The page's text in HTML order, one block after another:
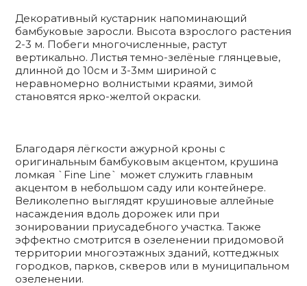
Декоративный кустарник напоминающий
бамбуковые заросли. Высота взрослого растения
2-3 м. Побеги многочисленные, растут
вертикально. Листья темно-зелёные глянцевые,
длинной до 10см и 3-3мм шириной с
неравномерно волнистыми краями, зимой
становятся ярко-желтой окраски.
Благодаря лёгкости ажурной кроны с
оригинальным бамбуковым акцентом, крушина
ломкая `Fine Line` может служить главным
акцентом в небольшом саду или контейнере.
Великолепно выглядят крушиновые аллейные
насаждения вдоль дорожек или при
зонировании приусадебного участка. Также
эффектно смотрится в озеленении придомовой
территории многоэтажных зданий, коттеджных
городков, парков, скверов или в муниципальном
озеленении.